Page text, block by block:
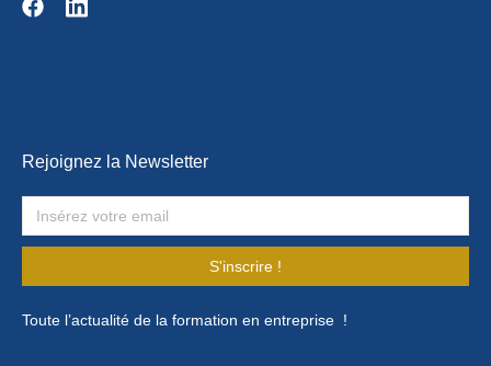
Rejoignez la Newsletter
S'inscrire !
Toute l’actualité de la formation en entreprise !